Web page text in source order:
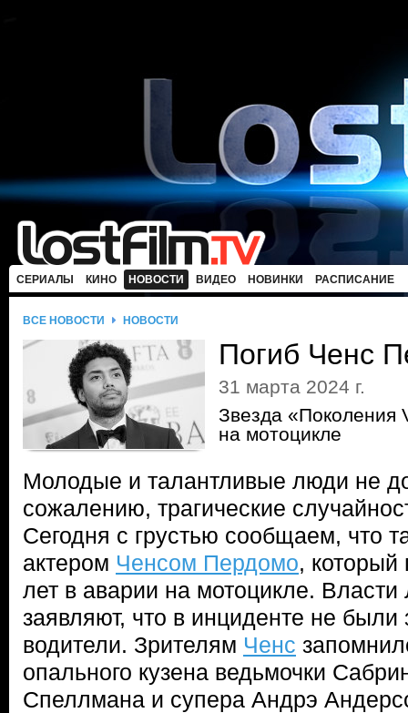
СЕРИАЛЫ КИНО НОВОСТИ ВИДЕО НОВИНКИ РАСПИСАНИЕ
ВСЕ НОВОСТИ НОВОСТИ
Погиб Ченс
31 марта 2024 г.
Звезда «Поколения
на мотоцикле
Молодые и талантливые люди не
сожалению, трагические
Сегодня с грустью сообщаем, что
актером Ченсом Пердомо, который
лет в аварии на мотоцикле.
заявляют, что в инциденте не
водители. Зрителям Ченс
опального кузена ведьмочки
Спеллмана и супера Андрэ